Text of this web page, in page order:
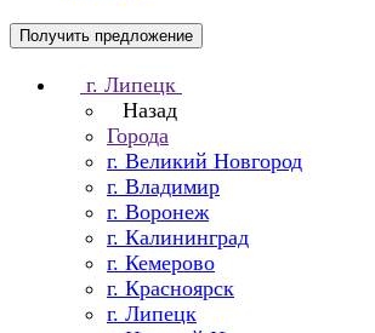
Получить предложение
г. Липецк
Назад
Города
г. Великий Новгород
г. Владимир
г. Воронеж
г. Калининград
г. Кемерово
г. Красноярск
г. Липецк